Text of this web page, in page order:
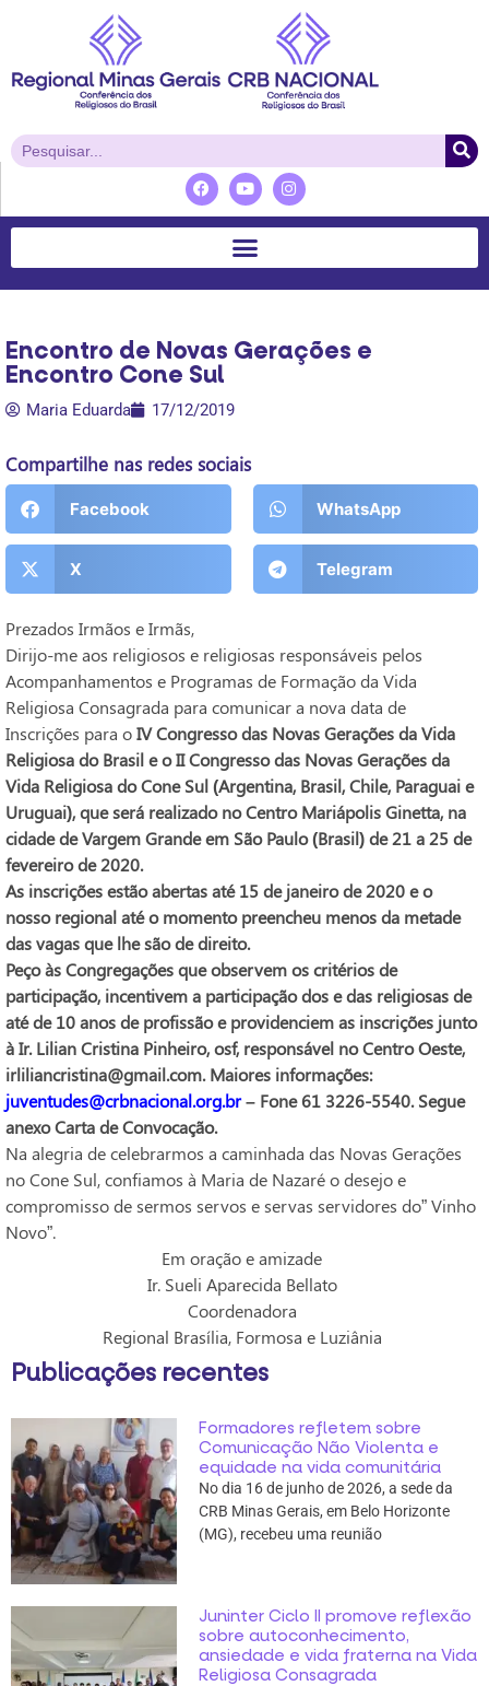
Encontro de Novas Gerações e
Encontro Cone Sul
Maria Eduarda 17/12/2019
Compartilhe nas redes sociais
Facebook WhatsApp
X Telegram
Prezados Irmãos e Irmãs,
Dirijo-me aos religiosos e religiosas responsáveis pelos
Acompanhamentos e Programas de Formação da Vida
Religiosa Consagrada para comunicar a nova data de
Inscrições para oIV Congresso das Novas Gerações da Vida
Religiosa do Brasil e o II Congresso das Novas Gerações da
Vida Religiosa do Cone Sul (Argentina, Brasil, Chile, Paraguai e
Uruguai), que será realizado no Centro Mariápolis Ginetta, na
cidade de Vargem Grande em São Paulo (Brasil) de 21 a 25 de
fevereiro de 2020.
As inscrições estão abertas até 15 de janeiro de 2020 e o
nosso regional até o momento preencheu menos da metade
das vagas que lhe são de direito.
Peço às Congregações que observem os critérios de
participação, incentivem a participação dos e das religiosas de
até de 10 anos de profissão e providenciem as inscrições junto
à Ir. Lilian Cristina Pinheiro, osf, responsável no Centro Oeste,
irliliancristina@gmail.com. Maiores informações:
juventudes@crbnacional.org.br– Fone 61 3226-5540. Segue
anexo Carta de Convocação.
Na alegria de celebrarmos a caminhada das Novas Gerações
no Cone Sul, confiamos à Maria de Nazaré o desejo e
compromisso de sermos servos e servas servidores do” Vinho
Novo”.
Em oração e amizade
Ir. Sueli Aparecida Bellato
Coordenadora
Regional Brasília, Formosa e Luziânia
Publicações recentes
Formadores refletem sobre
Comunicação Não Violenta e
equidade na vida comunitária
No dia 16 de junho de 2026, a sede da
CRB Minas Gerais, em Belo Horizonte
(MG), recebeu uma reunião
Juninter Ciclo II promove reflexão
sobre autoconhecimento,
ansiedade e vida fraterna na Vida
Religiosa Consagrada